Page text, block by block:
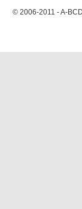
© 2006-2011 - A-